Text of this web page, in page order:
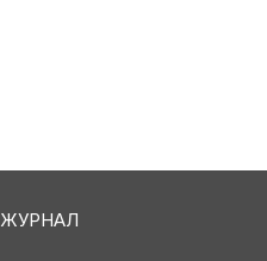
ЖУРНАЛ